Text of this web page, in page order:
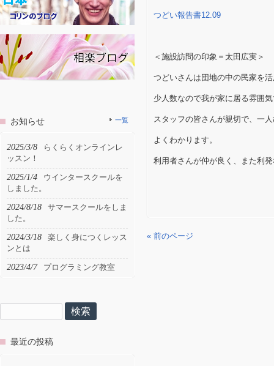
つどい報告書12.09
＜施設訪問の印象＝太田広実＞
つどいさんは団地の中の民家を
少人数なので我が家に居る雰囲
スタッフの皆さんが親切で、一
よくわかります。
利用者さんが仲が良く、また利
« 前のページ
お知らせ 一覧
2025/3/8
らくらくオンラインレ
ッスン！
2025/1/4
ウインタースクールを
しました。
2024/8/18
サマースクールをしま
した。
2024/3/18
楽しく身につくレッス
ンとは
2023/4/7 プログラミング教室
索:
最近の投稿